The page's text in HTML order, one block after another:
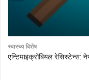
स्वास्थ्य विशेष
एन्टिमाइक्रोबियल रेसिस्टेन्स: